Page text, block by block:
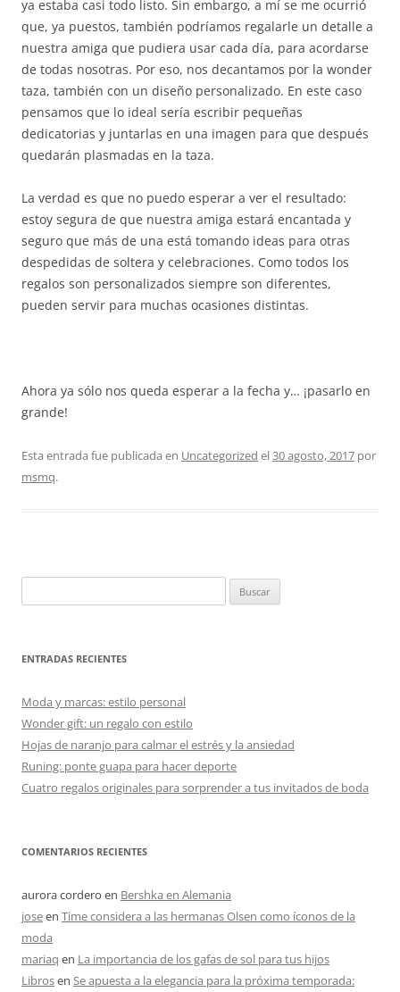
ya estaba casi todo listo. Sin embargo, a mí se me ocurrió
que, ya puestos, también podríamos regalarle un detalle a
nuestra amiga que pudiera usar cada día, para acordarse
de todas nosotras. Por eso, nos decantamos por la wonder
taza, también con un diseño personalizado. En este caso
pensamos que lo ideal sería escribir pequeñas
dedicatorias y juntarlas en una imagen para que después
quedarán plasmadas en la taza.
La verdad es que no puedo esperar a ver el resultado:
estoy segura de que nuestra amiga estará encantada y
seguro que más de una está tomando ideas para otras
despedidas de soltera y celebraciones. Como todos los
regalos son personalizados siempre son diferentes,
pueden servir para muchas ocasiones distintas.
Ahora ya sólo nos queda esperar a la fecha y… ¡pasarlo en
grande!
Esta entrada fue publicada en Uncategorized el30 agosto, 2017 por
msmq.
ENTRADAS RECIENTES
Moda y marcas: estilo personal
Wonder gift: un regalo con estilo
Hojas de naranjo para calmar el estrés y la ansiedad
Runing: ponte guapa para hacer deporte
Cuatro regalos originales para sorprender a tus invitados de boda
COMENTARIOS RECIENTES
aurora cordero en Bershka en Alemania
joseen Time considera a las hermanas Olsen como íconos de la
moda
mariaq en La importancia de los gafas de sol para tus hijos
Librosen Se apuesta a la elegancia para la próxima temporada: